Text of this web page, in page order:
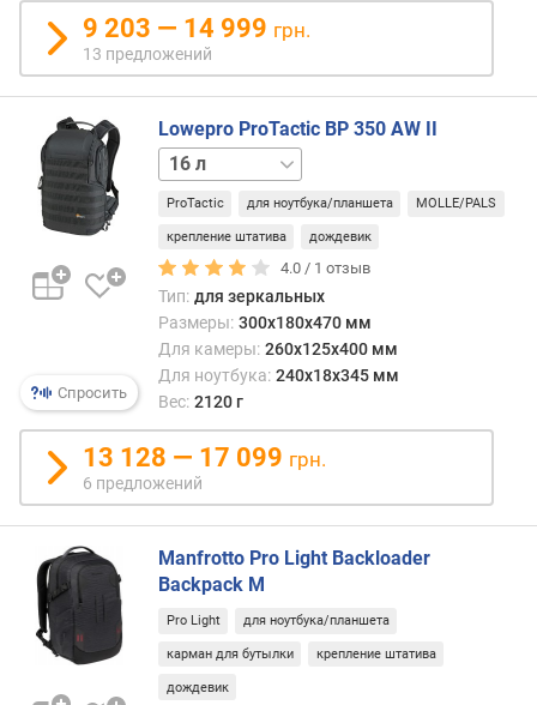
с
с
о
т
ш
е
в
д
о
о
о
д
о
р
9 203 — 14 999 грн.
13 предложений
Спросить
Lowepro ProTactic BP 350 AW II
25 л
ProTactic для ноутбука/планшета MOLLE/PALS
крепление штатива дождевик
4.0 / 1 отзыв
Тип: для зеркальных
Размеры: 300x180x470 мм
Для камеры: 260x125x400 мм
Для ноутбука: 240x18x345 мм
Вес: 2120 г
13 128 — 17 099 грн.
6 предложений
Manfrotto Pro Light Backloader
Backpack M
Pro Light для ноутбука/планшета
карман для бутылки крепление штатива
дождевик